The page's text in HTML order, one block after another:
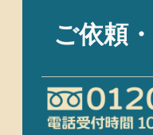
ご依頼